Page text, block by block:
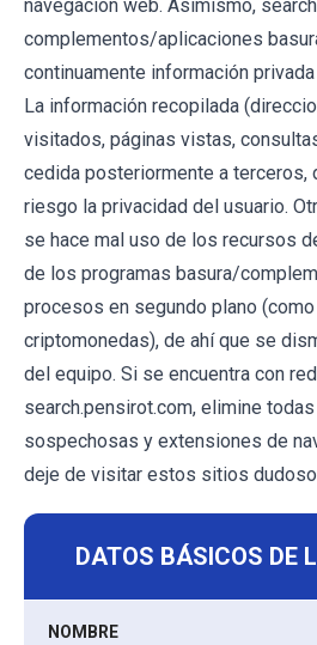
navegación web. Asimismo,
complementos/aplicaciones
continuamente información
La información recopilada
visitados, páginas vistas,
cedida posteriormente a terceros,
riesgo la privacidad del usuario.
se hace mal uso de los recursos
de los programas basura/
procesos en segundo plano
criptomonedas), de ahí que se
del equipo. Si se encuentra con
search.pensirot.com, elimine
sospechosas y extensiones de
deje de visitar estos sitios
DATOS BÁSICOS DE
NOMBRE